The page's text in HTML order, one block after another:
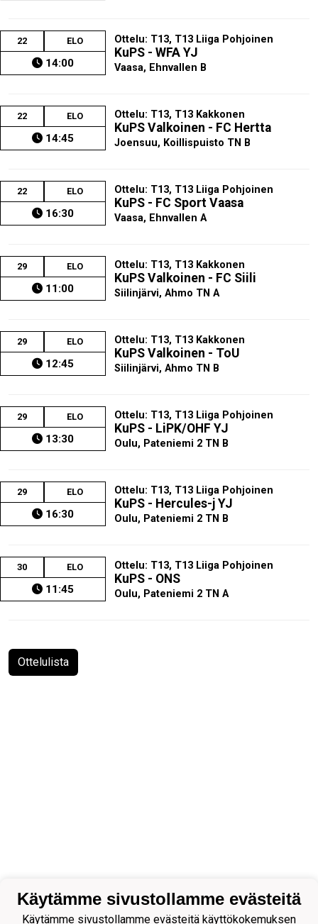
22 ELO
14:00
Ottelu: T13, T13 Liiga Pohjoinen
KuPS - WFA YJ
Vaasa, Ehnvallen B
22 ELO
14:45
Ottelu: T13, T13 Kakkonen
KuPS Valkoinen - FC Hertta
Joensuu, Koillispuisto TN B
22 ELO
16:30
Ottelu: T13, T13 Liiga Pohjoinen
KuPS - FC Sport Vaasa
Vaasa, Ehnvallen A
29 ELO
11:00
Ottelu: T13, T13 Kakkonen
KuPS Valkoinen - FC Siili
Siilinjärvi, Ahmo TN A
29 ELO
12:45
Ottelu: T13, T13 Kakkonen
KuPS Valkoinen - ToU
Siilinjärvi, Ahmo TN B
29 ELO
13:30
Ottelu: T13, T13 Liiga Pohjoinen
KuPS - LiPK/OHF YJ
Oulu, Pateniemi 2 TN B
29 ELO
16:30
Ottelu: T13, T13 Liiga Pohjoinen
KuPS - Hercules-j YJ
Oulu, Pateniemi 2 TN B
30 ELO
11:45
Ottelu: T13, T13 Liiga Pohjoinen
KuPS - ONS
Oulu, Pateniemi 2 TN A
Ottelulista
Käytämme sivustollamme evästeitä
Käytämme sivustollamme evästeitä käyttökokemuksen